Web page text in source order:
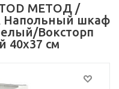
МЕТОД /
Напольный шкаф
Воксторп
40x37 см